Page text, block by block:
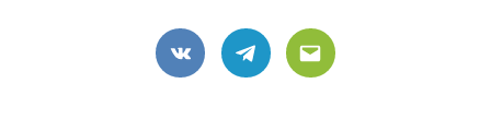
VK Telegram
Email